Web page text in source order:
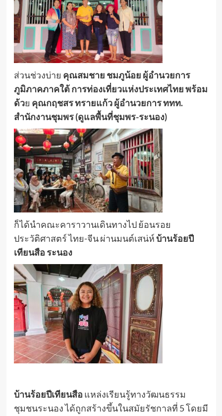
ส่วนช่วงบ่าย คุณสมชาย ชมภูน้อย ผู้อำนวยการ
ภูมิภาคภาคใต้ การท่องเที่ยวแห่งประเทศไทย พร้อม
ด้วย คุณกฤชสร ทรายแก้ว ผู้อำนวยการ ททท.
สำนักงานชุมพร (ดูแลพื้นที่ชุมพร-ระนอง)
ก็ได้นำคณะคาราวานเดินทางไป ย้อนรอย
ประวัติศาสตร์ ไทย-จีน ผ่านมนต์เสน่ห์บ้านร้อยปี
เทียนสือ ระนอง
บ้านร้อยปีเทียนสือ แหล่งเรียนรู้ทางวัฒนธรรม
ชุมชนระนอง ได้ถูกสร้างขึ้นในสมัยรัชกาลที่ 5 โดยมี